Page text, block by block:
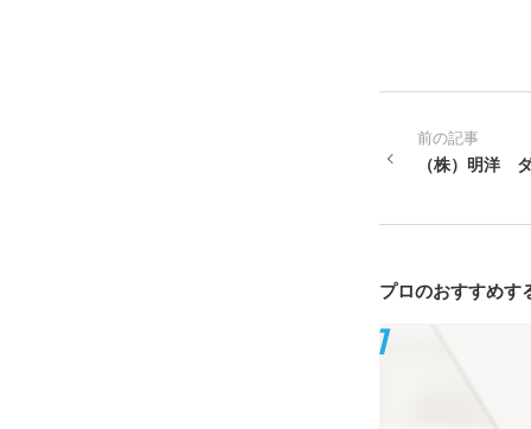
前の記事
（株）明洋
プロのおすすめす